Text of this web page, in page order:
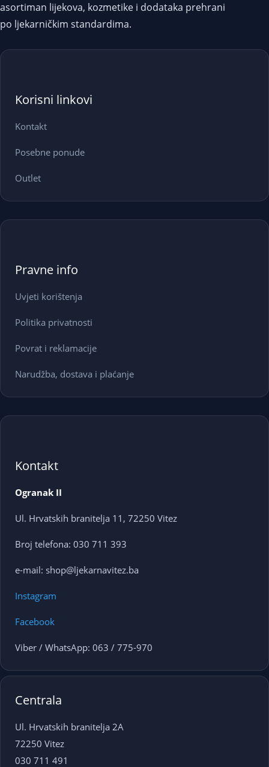
asortiman lijekova, kozmetike i dodataka prehrani
po ljekarničkim standardima.
Korisni linkovi
Kontakt
Posebne ponude
Outlet
Pravne info
Uvjeti korištenja
Politika privatnosti
Povrat i reklamacije
Narudžba, dostava i plaćanje
Kontakt
Ogranak II
Ul. Hrvatskih branitelja 11, 72250 Vitez
Broj telefona: 030 711 393
e-mail: shop@ljekarnavitez.ba
Instagram
Facebook
Viber / WhatsApp: 063 / 775-970
Centrala
Ul. Hrvatskih branitelja 2A
72250 Vitez
030 711 491